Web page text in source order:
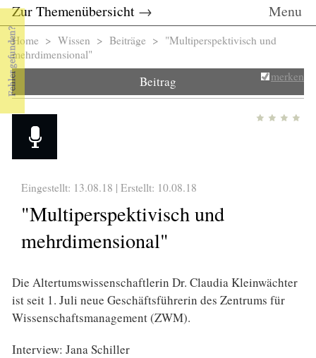
Zur Themenübersicht → Menu
Sie sind hier
Home > Wissen > Beiträge > "Multiperspektivisch und
mehrdimensional"
Beitrag merken
Eingestellt: 13.08.18 | Erstellt: 10.08.18
"Multiperspektivisch und
mehrdimensional"
Die Altertumswissenschaftlerin Dr. Claudia Kleinwächter
ist seit 1. Juli neue Geschäftsführerin des Zentrums für
Wissenschaftsmanagement (ZWM).
Interview: Jana Schiller